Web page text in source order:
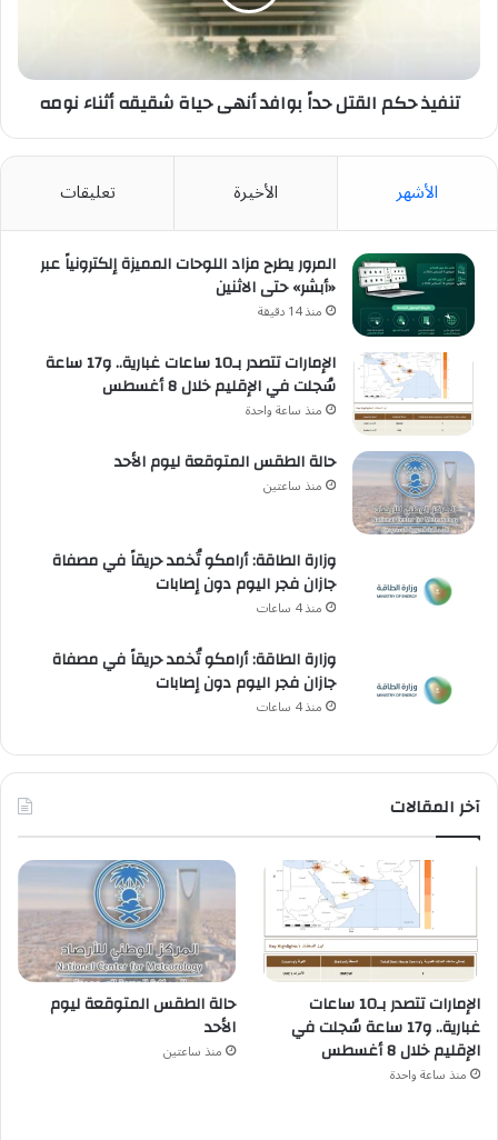
أثناء
نومهتنفيذ حكم القتل حداً بوافد أنهى حياة شقيقه أثناء نومه
الأشهر الأخيرة تعليقات
المرور يطرح مزاد اللوحات المميزة إلكترونياً عبر
«أبشر» حتى الاثنين
منذ 14 دقيقة
الإمارات تتصدر بـ10 ساعات غبارية.. و17 ساعة
سُجلت في الإقليم خلال 8 أغسطس
منذ ساعة واحدة
حالة الطقس المتوقعة ليوم الأحد
منذ ساعتين
وزارة الطاقة: أرامكو تُخمد حريقاً في مصفاة
جازان فجر اليوم دون إصابات
منذ 4 ساعات
وزارة الطاقة: أرامكو تُخمد حريقاً في مصفاة
جازان فجر اليوم دون إصابات
منذ 4 ساعات
آخر المقالات
الإمارات تتصدر بـ10 ساعات
غبارية.. و17 ساعة سُجلت في
الإقليم خلال 8 أغسطس
منذ ساعة واحدة
حالة الطقس المتوقعة ليوم
الأحد
منذ ساعتين